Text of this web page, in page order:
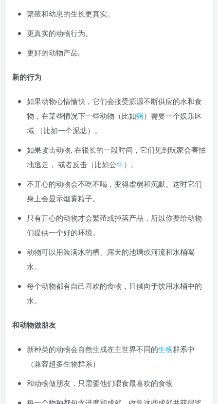
繁殖和幼崽的生长更真实。
更真实的动物行为。
更好的动物产品。
新的行为
如果动物心情愉快，它们会接受源源不断供应的水和食
物，在某些情况下一些动物（比如猪）需要一个娱乐区
域 （比如一个泥塘）。
如果攻击动物, 在很长的一段时间，它们见到玩家会害怕
地逃走， 或者反击（比如公牛）。
不开心的动物会不吃不喝，变得虚弱和沉默。这时它们
身上会显示烟雾粒子。
只有开心的动物才会繁殖或掉落产品，所以你要给动物
们提供一个好的环境。
动物可以用装满水的槽、露天的池塘或河流和水桶喝
水。
每个动物都有自己喜欢的食物，且倾向于饮用水桶中的
水。
和动物做朋友
新种类的动物会自然生成在主世界不同的生物群系中
（兼容超多生物群系）
和动物做朋友，只需要他们喂食最喜欢的食物